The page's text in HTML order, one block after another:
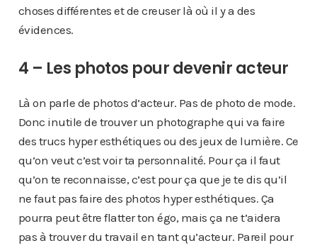
choses différentes et de creuser là où il y a des
évidences.
4 – Les photos pour devenir acteur
Là on parle de photos d’acteur. Pas de photo de mode.
Donc inutile de trouver un photographe qui va faire
des trucs hyper esthétiques ou des jeux de lumière. Ce
qu’on veut c’est voir ta personnalité. Pour ça il faut
qu’on te reconnaisse, c’est pour ça que je te dis qu’il
ne faut pas faire des photos hyper esthétiques. Ça
pourra peut être flatter ton égo, mais ça ne t’aidera
pas à trouver du travail en tant qu’acteur. Pareil pour